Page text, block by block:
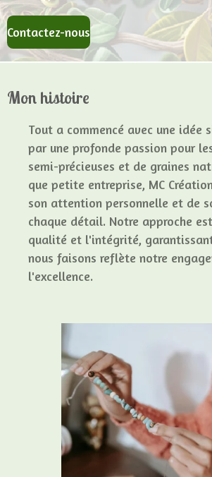
Contactez-nous
Mon histoire
Tout a commencé avec une idée
par une profonde passion pour
semi-précieuses et de graines
que petite entreprise, MC
son attention personnelle et de
chaque détail. Notre approche
qualité et l'intégrité,
nous faisons reflète notre
l'excellence.